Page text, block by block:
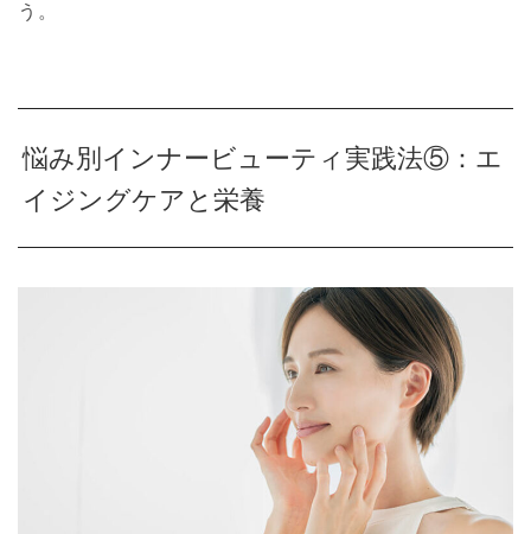
う。
悩み別インナービューティ実践法⑤：エ
イジングケアと栄養